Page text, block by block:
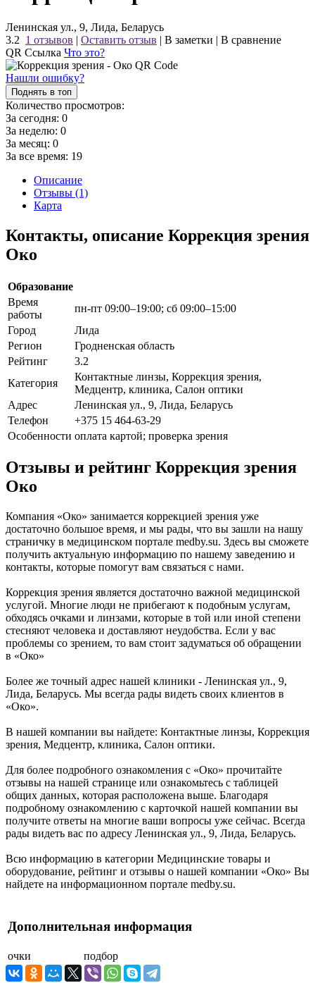
Ленинская ул., 9, Лида, Беларусь
3.2 1 отзывов | Оставить отзыв | В заметки | В сравнение
QR Ссылка Что это?
Нашли ошибку?
Поднять в топ
Количество просмотров:
За сегодня: 0
За неделю: 0
За месяц: 0
За все время: 19
Описание
Отзывы (1)
Карта
Контакты, описание Коррекция зрения
Око
Образование
Время
работы
пн-пт 09:00–19:00; сб 09:00–15:00
Город
Лида
Регион
Гродненская область
Рейтинг
3.2
Категория
Контактные линзы, Коррекция зрения,
Медцентр, клиника, Салон оптики
Адрес
Ленинская ул., 9, Лида, Беларусь
Телефон
+375 15 464-63-29
Особенности оплата картой; проверка зрения
Отзывы и рейтинг Коррекция зрения
Око
Компания «Око» занимается коррекцией зрения уже
достаточно большое время, и мы рады, что вы зашли на нашу
страничку в медицинском портале medby.su. Здесь вы сможете
получить актуальную информацию по нашему заведению и
контакты, которые помогут вам связаться с нами.
Коррекция зрения является достаточно важной медицинской
услугой. Многие люди не прибегают к подобным услугам,
обходясь очками и линзами, которые в той или иной степени
стесняют человека и доставляют неудобства. Если у вас
проблемы со зрением, то вам стоит задуматься об обращении
в «Око»
Более же точный адрес нашей клиники - Ленинская ул., 9,
Лида, Беларусь. Мы всегда рады видеть своих клиентов в
«Око».
В нашей компании вы найдете: Контактные линзы, Коррекция
зрения, Медцентр, клиника, Салон оптики.
Для более подробного ознакомления с «Око» прочитайте
отзывы на нашей странице или ознакомьтесь с таблицей
общих данных, которая расположена выше. Благодаря
подробному ознакомлению с карточкой нашей компании вы
получите ответы на многие ваши вопросы уже сейчас. Всегда
рады видеть вас по адресу Ленинская ул., 9, Лида, Беларусь.
Всю информацию в категории Медицинские товары и
оборудование, рейтинг и отзывы о нашей компании «Око» Вы
найдете на информационном портале medby.su.
Дополнительная информация
очки подбор